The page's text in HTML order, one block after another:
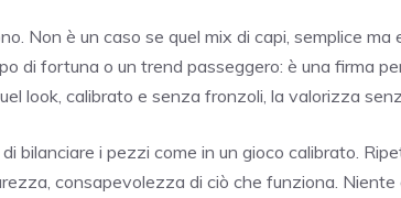
Non è un caso se quel mix di capi, semplice
di fortuna o un trend passeggero: è una firma
look, calibrato e senza fronzoli, la valorizza
bilanciare i pezzi come in un gioco calibrato.
consapevolezza di ciò che funziona. Niente